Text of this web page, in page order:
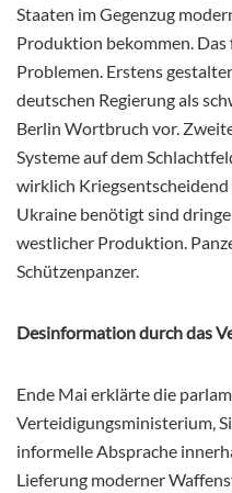
Staaten im Gegenzug
Produktion bekommen.
Problemen. Erstens
deutschen Regierung als
Berlin Wortbruch vor.
Systeme auf dem
wirklich Kriegsentscheidend
Ukraine benötigt sind
westlicher Produktion.
Schützenpanzer.
Desinformation durch das
Ende Mai erklärte die
Verteidigungsministerium,
informelle Absprache
Lieferung moderner